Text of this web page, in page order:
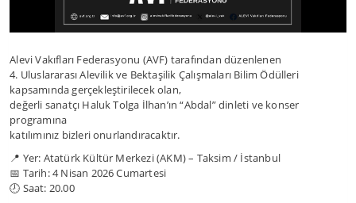
Alevi Vakıfları Federasyonu (AVF) tarafından düzenlenen
4. Uluslararası Alevilik ve Bektaşilik Çalışmaları Bilim Ödülleri
kapsamında gerçekleştirilecek olan,
değerli sanatçı Haluk Tolga İlhan’ın “Abdal” dinleti ve konser
programına
katılımınız bizleri onurlandıracaktır.
📍 Yer: Atatürk Kültür Merkezi (AKM) – Taksim / İstanbul
📅 Tarih: 4 Nisan 2026 Cumartesi
🕗 Saat: 20.00